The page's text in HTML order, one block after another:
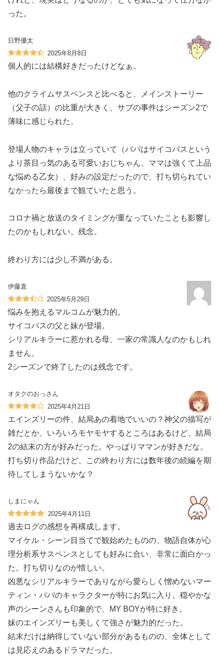
った。
日野優太
2025年8月8日
個人的には結構好きだったけどなぁ。
他のクライムサスペンスと比べると、メインストーリー
（父子の話）の比重が大きく、サブの事件はシーズン2で
薄味に感じられた。
登場人物のキャラは立っていて（パパはサイコパスという
より茶目っ気のある可愛いおじちゃん、ママは強くて上品
な悩める乙女）、好みの設定だったので、打ち切られてい
なかったら最後まで観ていたと思う。
コロナ禍と放送のタイミングが重なっていたことも影響し
たのかもしれない。残念。
終わり方には少し不満がある。
伊藤直
2025年5月29日
悩みを抱えるマルコムが魅力的。
サイコパスの父と妹が登場。
シリアルキラーに惹かれる母、一家の常識人なのかもしれ
ません。
2シーズンで終了したのは残念です。
オタクのおっさん
2025年4月21日
エインズリーの件、結局あの着地でいいの？神父の描写が
雑だとか、いろいろモヤモヤするところはあるけど、結局
2の結末の方が好みだった。やっぱりママンが好きだな。
打ち切り作品だけど、この終わり方には数年後の続編を期
待してしまうないかな？
しまにゃん
2025年4月11日
過去ログの感想を再構成します。
マイケル・シーン目当てで観始めたものの、物語自体が心
理分析系サスペンスとしても好みに合い、非常に面白かっ
た。打ち切りなのが惜しい。
凶悪なシリアルキラーでありながら愛らしく憎めないマー
ティン・パパのキャラクターが特にお気に入り。穏やかな
声のシーンさんも印象的で、MY BOYが特に好き。
妹のエインズリーも美しくて強さが魅力的だった。
結末だけは納得していない部分があるものの、全体として
は見応えのあるドラマだった。